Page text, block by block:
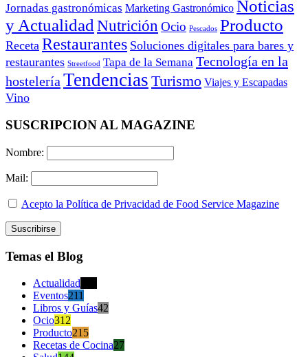
Jornadas gastronómicas Marketing Gastronómico Noticias
y Actualidad Nutrición Ocio Pescados Producto
Receta Restaurantes Soluciones digitales para bares y
restaurantes Streetfood Tapa de la Semana Tecnología en la
hostelería Tendencias Turismo Viajes y Escapadas
Vino
SUSCRIPCION AL MAGAZINE
Nombre:
Mail:
Acepto la Política de Privacidad de Food Service Magazine
Temas el Blog
Actualidad
Eventos211
Libros y Guías42
Ocio312
Producto215
Recetas de Cocina27